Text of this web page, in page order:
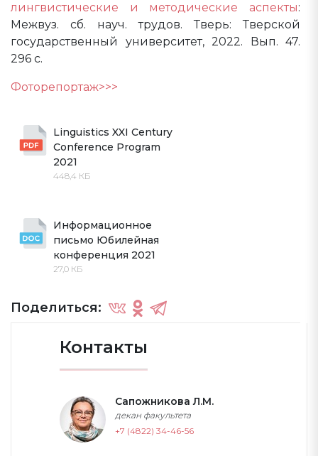
лингвистические и методические аспекты:
Межвуз. сб. науч. трудов. Тверь: Тверской
государственный университет, 2022. Вып. 47.
296 с.
Фоторепортаж>>>
Linguistics XXI Century
Сonference Program
2021
448,4 КБ
Информационное
письмо Юбилейная
конференция 2021
27,0 КБ
Поделиться:
Контакты
Сапожникова Л.М.
декан факультета
+7 (4822) 34-46-56